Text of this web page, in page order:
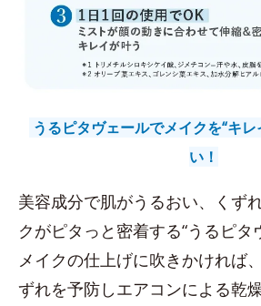
うるピタヴェールでメイクを“キ
い！
美容成分で肌がうるおい、くず
クがピタっと密着する“うるピタ
メイクの仕上げに吹きかければ
ずれを予防しエアコンによる乾